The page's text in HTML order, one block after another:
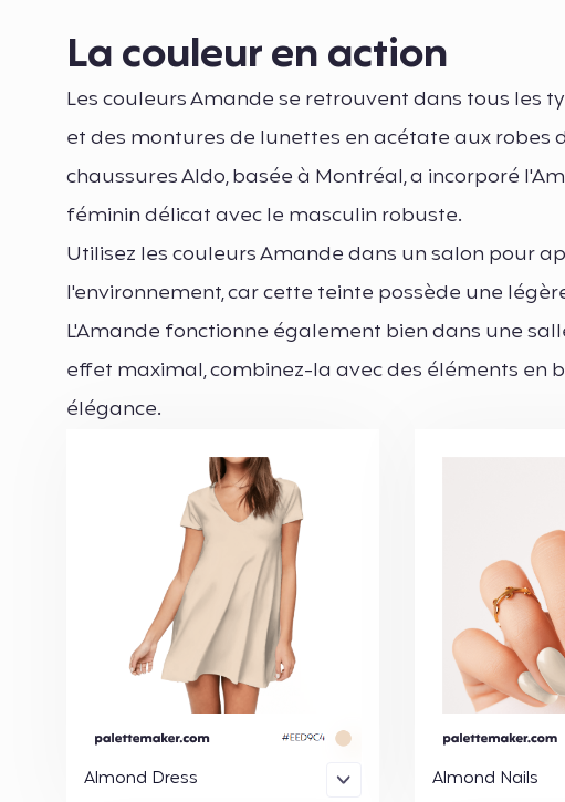
La couleur en action
Les couleurs Amande se retrouvent dans tous les
et des montures de lunettes en acétate aux robes
chaussures Aldo, basée à Montréal, a incorporé
féminin délicat avec le masculin robuste.
Utilisez les couleurs Amande dans un salon pour
l'environnement, car cette teinte possède une
L'Amande fonctionne également bien dans une
effet maximal, combinez-la avec des éléments en
élégance.
Almond Dress Almond Nails